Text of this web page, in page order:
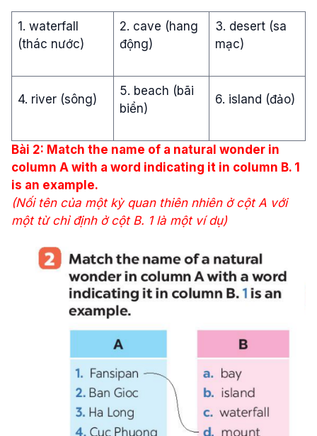
1. waterfall
(thác nước)
2. cave (hang
động)
3. desert (sa
mạc)
4. river (sông)
5. beach (bãi
biển)
6. island (đảo)
Bài 2: Match the name of a natural wonder in
column A with a word indicating it in column B. 1
is an example.
(Nối tên của một kỳ quan thiên nhiên ở cột A với
một từ chỉ định ở cột B. 1 là một ví dụ)